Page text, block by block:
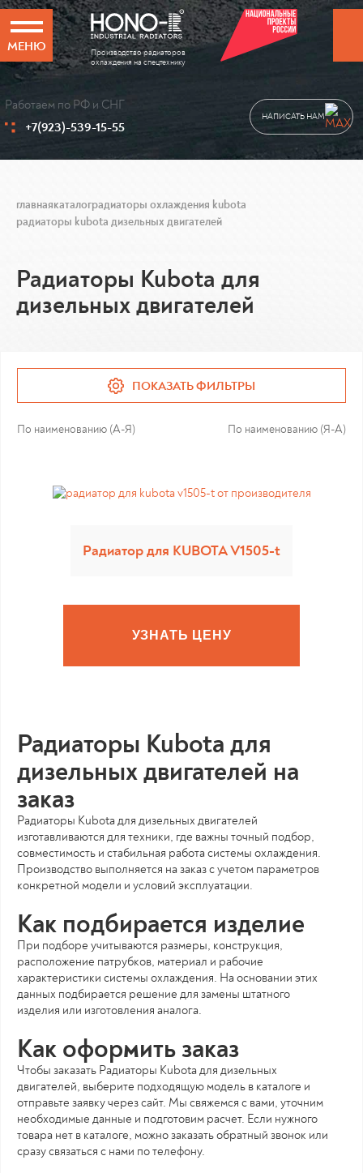
МЕНЮ
Производство радиаторов
охлаждения на спецтехнику
НАПИСАТЬ НАМ
Работаем по РФ и СНГ
+7(923)-539-15-55
главнаякаталоградиаторы охлаждения kubota
радиаторы kubota дизельных двигателей
Радиаторы Kubota для
дизельных двигателей
ПОКАЗАТЬ ФИЛЬТРЫ
По наименованию (А-Я) По наименованию (Я-А)
Радиатор для KUBOTA V1505-t
УЗНАТЬ ЦЕНУ
Радиаторы Kubota для
дизельных двигателей на
заказ
Радиаторы Kubota для дизельных двигателей
изготавливаются для техники, где важны точный подбор,
совместимость и стабильная работа системы охлаждения.
Производство выполняется на заказ с учетом параметров
конкретной модели и условий эксплуатации.
Как подбирается изделие
При подборе учитываются размеры, конструкция,
расположение патрубков, материал и рабочие
характеристики системы охлаждения. На основании этих
данных подбирается решение для замены штатного
изделия или изготовления аналога.
Как оформить заказ
Чтобы заказать Радиаторы Kubota для дизельных
двигателей, выберите подходящую модель в каталоге и
отправьте заявку через сайт. Мы свяжемся с вами, уточним
необходимые данные и подготовим расчет. Если нужного
товара нет в каталоге, можно заказать обратный звонок или
сразу связаться с нами по телефону.